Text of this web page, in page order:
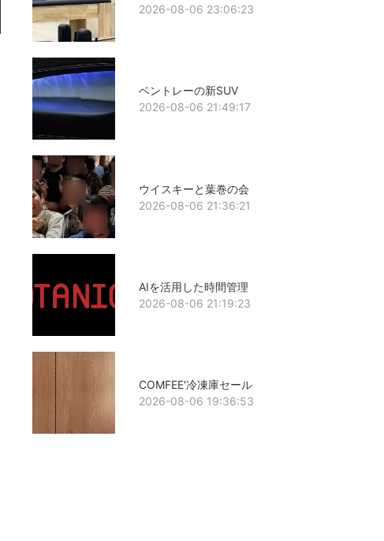
2026-08-06 23:06:23
ベントレーの新SUV
2026-08-06 21:49:17
ウイスキーと葉巻の会
2026-08-06 21:36:21
AIを活用した時間管理
2026-08-06 21:19:23
COMFEE'冷凍庫セール
2026-08-06 19:36:53